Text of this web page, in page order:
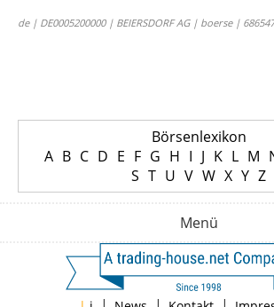
de | DE0005200000 | BEIERSDORF AG | boerse |
Börsenlexikon
A B C D E F G H I J K L M
S T U V W X Y Z
Menü